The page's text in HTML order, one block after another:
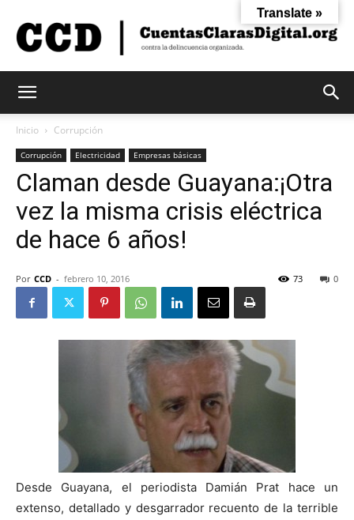
Claras
Digital
Inicio Corrupción
Corrupción Electricidad Empresas básicas
Claman desde Guayana:¡Otra
vez la misma crisis eléctrica
de hace 6 años!
Por CCD - febrero 10, 2016 0
73
Desde Guayana, el periodista Damián Prat hace un
extenso, detallado y desgarrador recuento de la terrible
Translate »